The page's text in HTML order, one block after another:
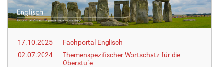
h
e
r
e
17.10.2025
Fachportal Englisch
02.07.2024
Themenspezifischer Wortschatz für die
Oberstufe